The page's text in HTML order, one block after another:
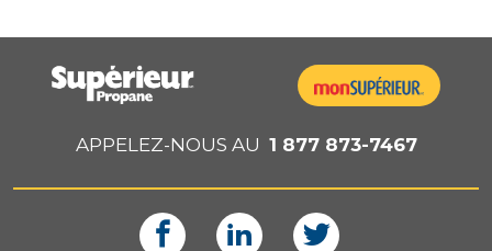
APPELEZ-NOUS AU 1 877 873-7467